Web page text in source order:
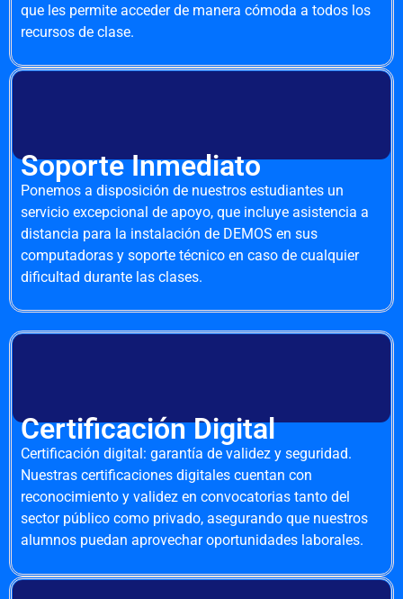
que les permite acceder de manera cómoda a todos los
recursos de clase.
Soporte Inmediato
Ponemos a disposición de nuestros estudiantes un
servicio excepcional de apoyo, que incluye asistencia a
distancia para la instalación de DEMOS en sus
computadoras y soporte técnico en caso de cualquier
dificultad durante las clases.
Certificación Digital
Certificación digital: garantía de validez y seguridad.
Nuestras certificaciones digitales cuentan con
reconocimiento y validez en convocatorias tanto del
sector público como privado, asegurando que nuestros
alumnos puedan aprovechar oportunidades laborales.